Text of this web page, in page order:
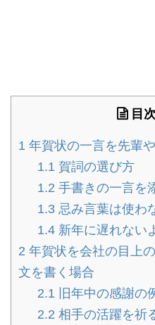
目次
1 年賀状の一言を先輩
1.1 賀詞の選び方
1.2 手書きの一言を
1.3 忌み言葉は使わ
1.4 新年に遅れない
2 年賀状を会社の目上
文を書く場合
2.1 旧年中の感謝の
2.2 相手の活躍を祈